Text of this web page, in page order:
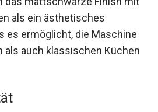
als ein ästhetisches
es ermöglicht, die Maschine
als auch klassischen Küchen